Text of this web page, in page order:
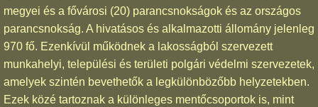
megyei és a fővárosi (20) parancsnokságok és az országos
parancsnokság. A hivatásos és alkalmazotti állomány jelenleg
970 fő. Ezenkívül működnek a lakosságból szervezett
munkahelyi, települési és területi polgári védelmi szervezetek,
amelyek szintén bevethetők a legkülönbözőbb helyzetekben.
Ezek közé tartoznak a különleges mentőcsoportok is, mint